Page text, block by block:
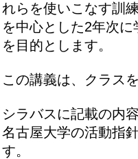
れらを使いこなす訓
を中心とした2年次
を目的とします。
この講義は、クラス
シラバスに記載の内
名古屋大学の活動指
す。